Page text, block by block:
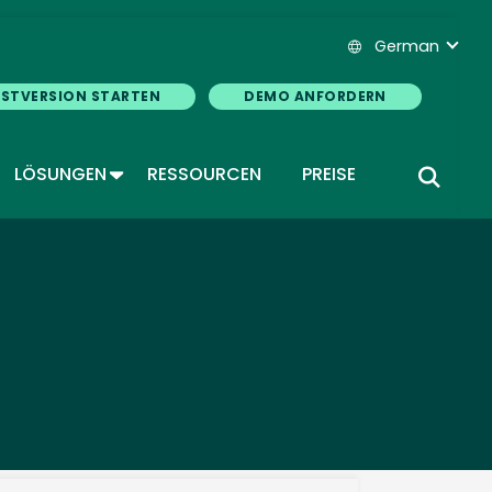
German
STARTEN DEMO ANFORDERN
DROPDOWN
LÖSUNGENTOGGLE DROPDOWN
RESSOURCEN PREISE